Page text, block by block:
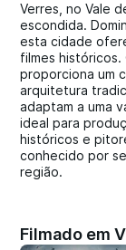
Verres, no Vale
escondida.
esta cidade
filmes históricos.
proporciona um
arquitetura
adaptam a uma
ideal para
históricos e
conhecido por
região.
Filmado em